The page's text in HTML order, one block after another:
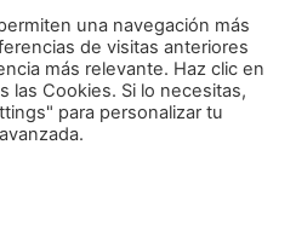
puede impactarnos
la región en la que vivamos»
una navegación más
de visitas anteriores
más relevante. Haz clic en
las Cookies. Si lo necesitas,
para personalizar tu